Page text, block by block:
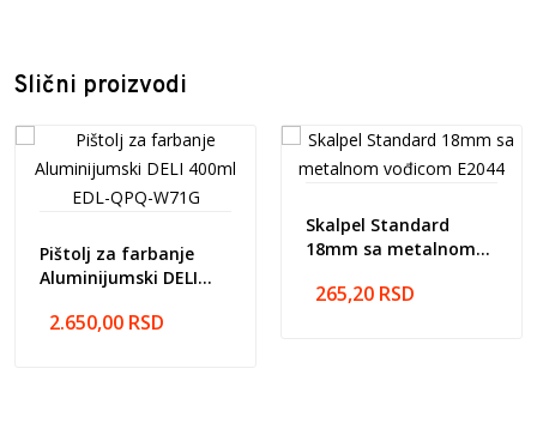
Uvoznik: Pulse Office d.o.o. Prva industrijska br.5, Nova
Slični proizvodi
Pištolj za farbanje
Aluminijumski DELI
2.650,00 RSD
Skalpel Standard
18mm sa metalnom
265,20 RSD